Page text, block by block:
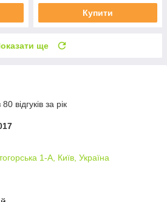
Купити
ще
відгуків за рік
1-А, Київ, Україна